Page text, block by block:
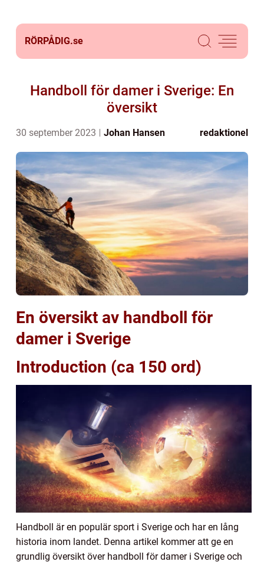
RÖRPÅDIG.se
Handboll för damer i Sverige: En
översikt
30 september 2023 Johan Hansen redaktionel
En översikt av handboll för
damer i Sverige
Introduction (ca 150 ord)
Handboll är en populär sport i Sverige och har en lång
historia inom landet. Denna artikel kommer att ge en
grundlig översikt över handboll för damer i Sverige och